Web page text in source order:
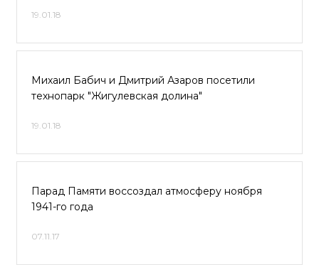
19.01.18
Михаил Бабич и Дмитрий Азаров посетили
технопарк "Жигулевская долина"
19.01.18
Парад Памяти воссоздал атмосферу ноября
1941-го года
07.11.17